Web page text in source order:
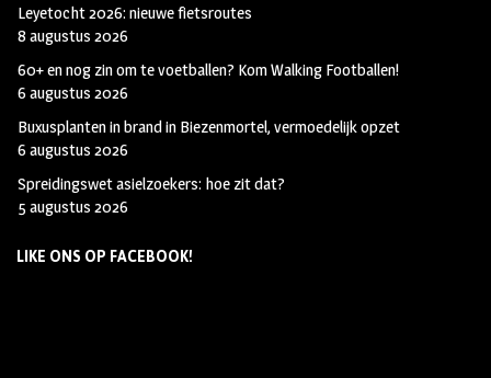
Leyetocht 2026: nieuwe fietsroutes
8 augustus 2026
60+ en nog zin om te voetballen? Kom Walking Footballen!
6 augustus 2026
Buxusplanten in brand in Biezenmortel, vermoedelijk opzet
6 augustus 2026
Spreidingswet asielzoekers: hoe zit dat?
5 augustus 2026
LIKE ONS OP FACEBOOK!